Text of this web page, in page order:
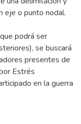
eje o punto nodal.
podrá ser
se buscará
presentes de
Estrés
en la guerra